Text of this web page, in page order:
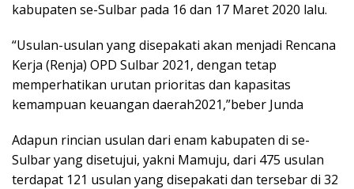
kabupaten se-Sulbar pada 16 dan 17 Maret 2020 lalu.
“Usulan-usulan yang disepakati akan menjadi Rencana
Kerja (Renja) OPD Sulbar 2021, dengan tetap
memperhatikan urutan prioritas dan kapasitas
kemampuan keuangan daerah2021,”beber Junda
Adapun rincian usulan dari enam kabupaten di se-
Sulbar yang disetujui, yakni Mamuju, dari 475 usulan
terdapat 121 usulan yang disepakati dan tersebar di 32